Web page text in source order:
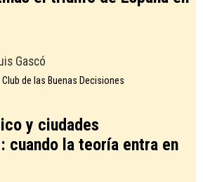
Gascó
Club de las Buenas Decisiones
y ciudades
cuando la teoría entra en